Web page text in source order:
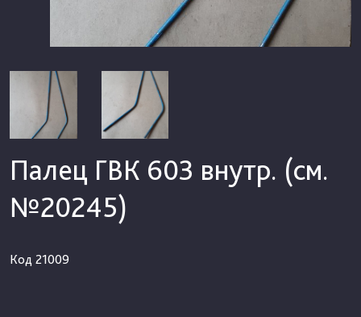
Палец ГВК 603 внутр. (см.
№20245)
Код 21009